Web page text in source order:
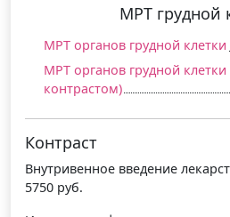
МРТ грудной
МРТ органов грудной клетки
МРТ органов грудной клетки
контрастом)
Контраст
Внутривенное введение
5750 руб.